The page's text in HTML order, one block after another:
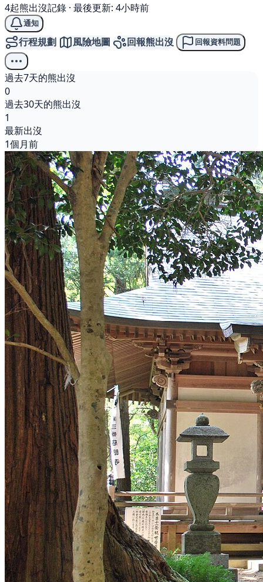
4起熊出沒記錄 · 最後更新: 4小時前
通知
行程規劃 風險地圖 回報熊出沒 回報資料問題
過去7天的熊出沒
0
過去30天的熊出沒
1
最新出沒
1個月前